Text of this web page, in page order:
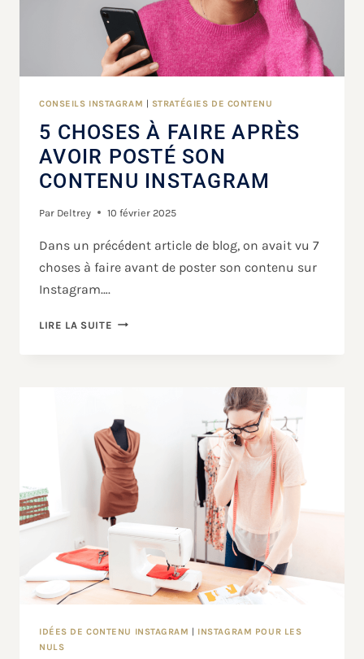
CONSEILS INSTAGRAM | STRATÉGIES DE CONTENU
5 CHOSES À FAIRE APRÈS
AVOIR POSTÉ SON
CONTENU INSTAGRAM
Par Deltrey 10 février 2025
Dans un précédent article de blog, on avait vu 7
choses à faire avant de poster son contenu sur
Instagram….
LIRE LA SUITE
IDÉES DE CONTENU INSTAGRAM | INSTAGRAM POUR LES
NULS